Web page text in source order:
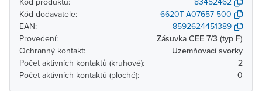
Kód dodavatele:
6620T-A07657 500
EAN:
8592624451389
Provedení:
Zásuvka CEE 7/3 (typ F)
Ochranný kontakt:
Uzemňovací svorky
Počet aktivních kontaktů (kruhové):
2
Počet aktivních kontaktů (ploché):
0